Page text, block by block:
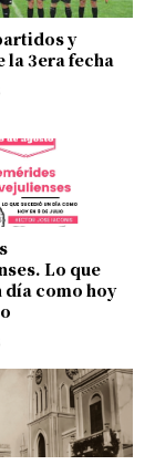
y
la 3era fecha
Lo que
día como hoy